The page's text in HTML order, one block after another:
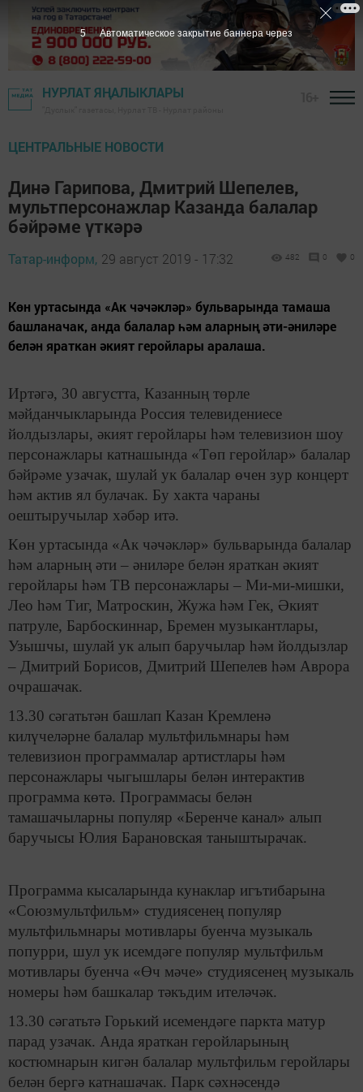
НУРЛАТ ЯҢАЛЫКЛАРЫ
ЦЕНТРАЛЬНЫЕ НОВОСТИ
Динә Гарипова, Дмитрий Шепелев,
мультперсонажлар Казанда балалар
бәйрәме үткәрә
Татар-информ, 29 август 2019 - 17:32 482 0 0
Көн уртасында «Ак чәчәкләр» бульварында тамаша
башланачак, анда балалар һәм аларның әти-әниләре
белән яраткан әкият геройлары аралаша.
Иртәгә, 30 августта, Казанның төрле
мәйданчыкларында Россия телевидениесе
йолдызлары, әкият геройлары һәм телевизион шоу
персонажлары катнашында «Төп геройлар» балалар
бәйрәме узачак, шулай ук балалар өчен зур концерт
һәм актив ял булачак. Бу хакта чараны
оештыручылар хәбәр итә.
Көн уртасында «Ак чәчәкләр» бульварында балалар
һәм аларның әти – әниләре белән яраткан әкият
геройлары һәм ТВ персонажлары – Ми-ми-мишки,
Лео һәм Тиг, Матроскин, Жужа һәм Гек, Әкият
патруле, Барбоскиннар, Бремен музыкантлары,
Узышчы, шулай ук алып баручылар һәм йолдызлар
– Дмитрий Борисов, Дмитрий Шепелев һәм Аврора
очрашачак.
13.30 сәгатьтән башлап Казан Кремленә
килүчеләрне балалар мультфильмнары һәм
телевизион программалар артистлары һәм
персонажлары чыгышлары белән интерактив
программа көтә. Программасы белән
тамашачыларны популяр «Беренче канал» алып
баручысы Юлия Барановская таныштырачак.
Программа кысаларында кунаклар игътибарына
«Союзмультфильм» студиясенең популяр
мультфильмнары мотивлары буенча музыкаль
попурри, шул ук исемдәге популяр мультфильм
мотивлары буенча «Өч мәче» студиясенең музыкаль
номеры һәм башкалар тәкъдим ителәчәк.
13.30 сәгатьтә Горький исемендәге паркта матур
парад узачак. Анда яраткан геройларының
костюмнарын кигән балалар мультфильм геройлары
белән бергә катнашачак. Парк сәхнәсендә
4 Автоматическое закрытие баннера через